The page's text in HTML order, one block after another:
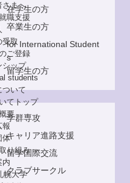
さまへ
職支援
受取
ご登録
シップ
students
ついて
てトップ
要
報
体
り組み
内
幌大学
在学生の方
卒業生の方
for International Student
s
留学生の方
学群専攻
キャリア進路支援
留学国際交流
クラブサークル